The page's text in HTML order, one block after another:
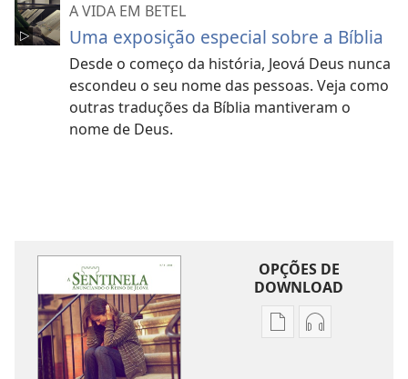
A VIDA EM BETEL
Uma exposição especial sobre a Bíblia
Desde o começo da história, Jeová Deus nunca
escondeu o seu nome das pessoas. Veja como
outras traduções da Bíblia mantiveram o
nome de Deus.
OPÇÕES DE
DOWNLOAD
OpçõesOpções